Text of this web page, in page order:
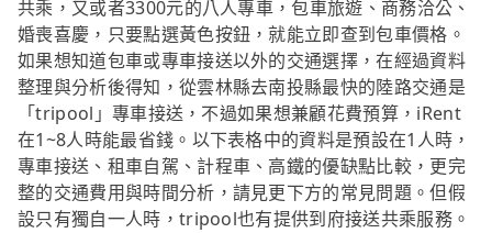
共乘，又或者3300元的八人專車，包車旅遊、商務洽公、
婚喪喜慶，只要點選黃色按鈕，就能立即查到包車價格。
如果想知道包車或專車接送以外的交通選擇，在經過資料
整理與分析後得知，從雲林縣去南投縣最快的陸路交通是
「tripool」專車接送，不過如果想兼顧花費預算，iRent
在1~8人時能最省錢。以下表格中的資料是預設在1人時，
專車接送、租車自駕、計程車、高鐵的優缺點比較，更完
整的交通費用與時間分析，請見更下方的常見問題。但假
設只有獨自一人時，tripool也有提供到府接送共乘服務。